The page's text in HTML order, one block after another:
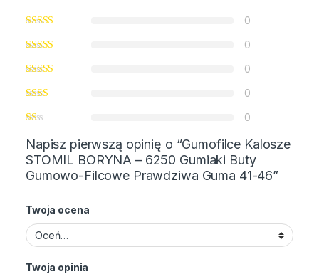
0
0
0
0
0
Napisz pierwszą opinię o “Gumofilce Kalosze
STOMIL BORYNA – 6250 Gumiaki Buty
Gumowo-Filcowe Prawdziwa Guma 41-46”
Twoja ocena
Twoja opinia